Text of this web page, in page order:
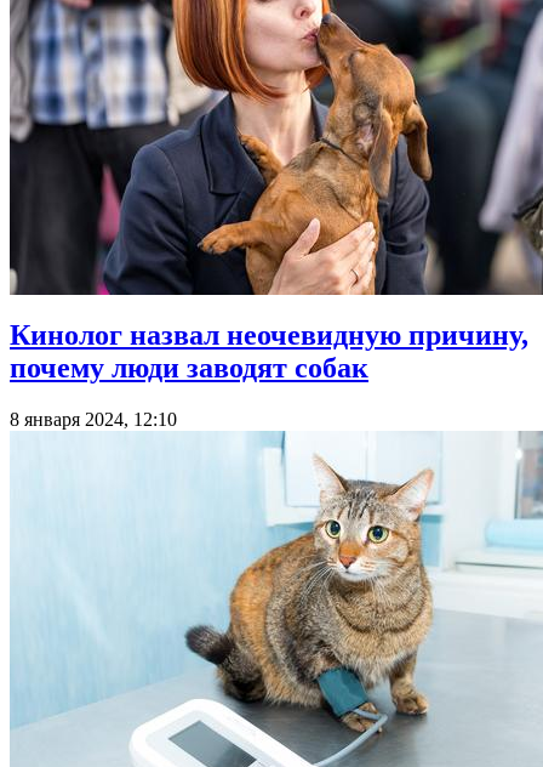
Кинолог назвал неочевидную причину,
почему люди заводят собак
8 января 2024, 12:10